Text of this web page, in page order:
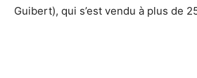
Guibert), qui s’est vendu à plus de